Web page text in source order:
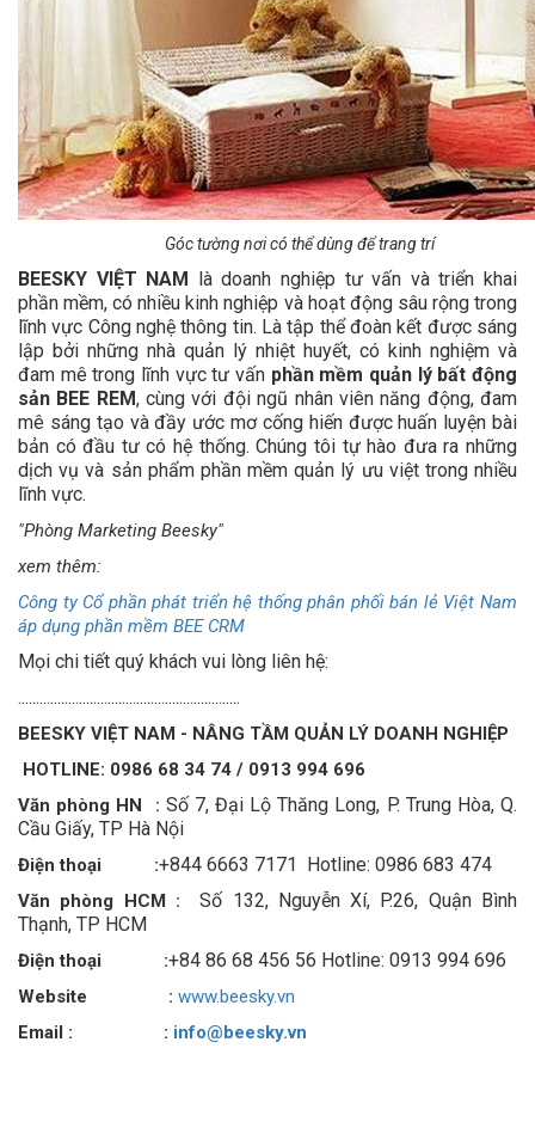
Góc tường nơi có thể dùng để trang trí
BEESKY VIỆT NAM là doanh nghiệp tư vấn và triển khai
phần mềm, có nhiều kinh nghiệp và hoạt động sâu rộng trong
lĩnh vực Công nghệ thông tin. Là tập thể đoàn kết được sáng
lập bởi những nhà quản lý nhiệt huyết, có kinh nghiệm và
đam mê trong lĩnh vực tư vấn phần mềm quản lý bất động
sản BEE REM, cùng với đội ngũ nhân viên năng động, đam
mê sáng tạo và đầy ước mơ cống hiến được huấn luyện bài
bản có đầu tư có hệ thống. Chúng tôi tự hào đưa ra những
dịch vụ và sản phẩm phần mềm quản lý ưu việt trong nhiều
lĩnh vực.
"Phòng Marketing Beesky"
xem thêm:
Công ty Cổ phần phát triển hệ thống phân phối bán lẻ Việt Nam
áp dụng phần mềm BEE CRM
Mọi chi tiết quý khách vui lòng liên hệ:
..............................................................
BEESKY VIỆT NAM - NÂNG TẦM QUẢN LÝ DOANH NGHIỆP
HOTLINE: 0986 68 34 74 / 0913 994 696
Văn phòng HN : Số 7, Đại Lộ Thăng Long, P. Trung Hòa, Q.
Cầu Giấy, TP Hà Nội
Điện thoại :+844 6663 7171 Hotline: 0986 683 474
Văn phòng HCM : Số 132, Nguyễn Xí, P.26, Quận Bình
Thạnh, TP HCM
Điện thoại :+84 86 68 456 56 Hotline: 0913 994 696
Website : www.beesky.vn
Email : : info@beesky.vn